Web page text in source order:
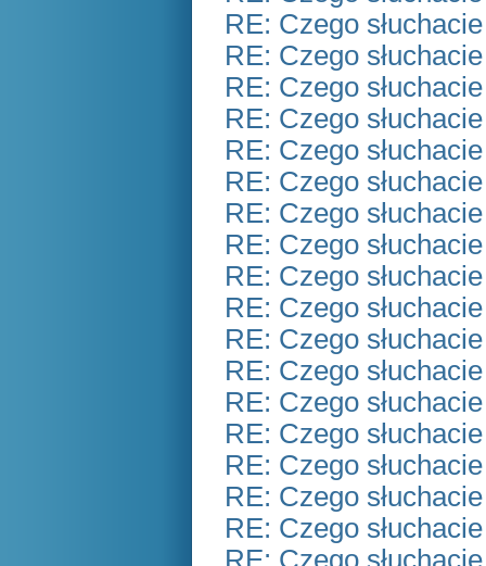
RE: Czego
RE: Czego
RE: Czego
RE: Czego
RE: Czego
RE: Czego
RE: Czego
RE: Czego
RE: Czego
RE: Czego
RE: Czego
RE: Czego
RE: Czego
RE: Czego
RE: Czego
RE: Czego
RE: Czego
RE: Czego